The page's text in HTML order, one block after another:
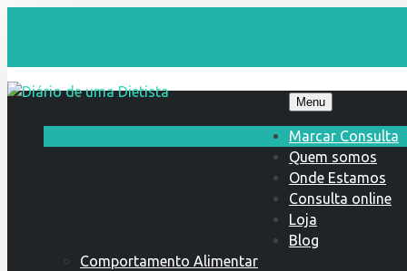
Menu
Marcar Consulta
Quem somos
Onde Estamos
Consulta online
Loja
Blog
Comportamento Alimentar